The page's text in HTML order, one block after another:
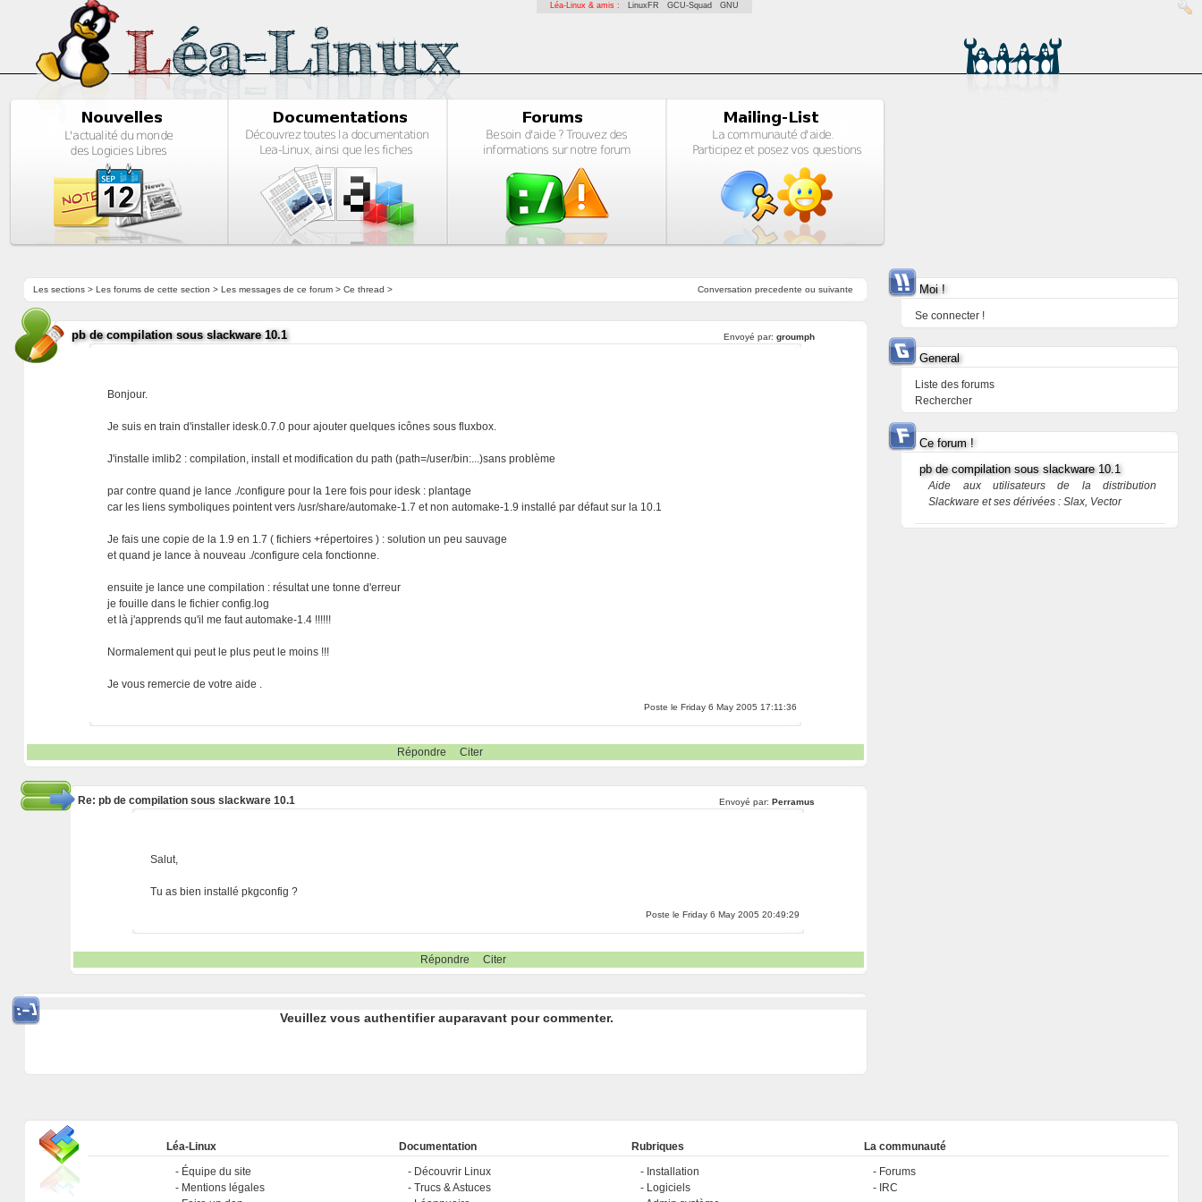
Léa-Linux & amis : LinuxFR GCU-Squad GNU
Conversation precedente ou suivante
Les sections> Les forums de cette section > Les messages de ce forum> Ce thread >
pb de compilation sous slackware 10.1 Envoyé par: groumph
Bonjour.
Je suis en train d'installer idesk.0.7.0 pour ajouter quelques icônes sous fluxbox.
J'installe imlib2 : compilation, install et modification du path (path=/user/bin:...)sans problème
par contre quand je lance ./configure pour la 1ere fois pour idesk : plantage
car les liens symboliques pointent vers /usr/share/automake-1.7 et non automake-1.9 installé par défaut sur la 10.1
Je fais une copie de la 1.9 en 1.7 ( fichiers +répertoires ) : solution un peu sauvage
et quand je lance à nouveau ./configure cela fonctionne.
ensuite je lance une compilation : résultat une tonne d'erreur
je fouille dans le fichier config.log
et là j'apprends qu'il me faut automake-1.4 !!!!!!
Normalement qui peut le plus peut le moins !!!
Je vous remercie de votre aide .
Poste le Friday 6 May 2005 17:11:36
Répondre Citer
Re: pb de compilation sous slackware 10.1 Envoyé par: Perramus
Salut,
Tu as bien installé pkgconfig ?
Poste le Friday 6 May 2005 20:49:29
Répondre Citer
Veuillez vous authentifier auparavant pour commenter.
Moi !
Se connecter !
General
Liste des forums
Rechercher
Ce forum !
pb de compilation sous slackware 10.1
Aide aux utilisateurs de la distribution
Slackware et ses dérivées : Slax, Vector
Léa-Linux
Équipe du site
Mentions légales
Documentation
Découvrir Linux
Trucs & Astuces
Rubriques
Installation
Logiciels
La communauté
Forums
IRC